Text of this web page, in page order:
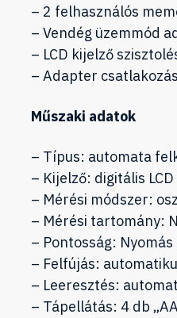
– 2 felhasználós
– Vendég üzemmód
– LCD kijelző
– Adapter
Műszaki adatok
– Típus: automata
– Kijelző: digitális
– Mérési módszer:
– Mérési tartomány:
– Pontosság:
– Felfújás:
– Leeresztés:
– Tápellátás: 4 db